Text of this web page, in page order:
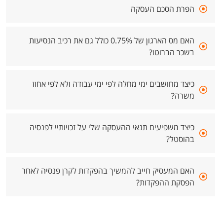
הפרת הסכם העסקה
האם מס הארגון של 0.75% כולל גם את רכיב הנסיעות
בשכר הברוטו?
כיצד מחושבים ימי מחלה לפי ימי עבודה ולא לפי אחוז
משרה?
כיצד משפיעים תנאי ההעסקה שלי על זכויותיי לפנסיה
בהוסטל?
האם המעסיק חייב להמשיך בהפקדות לקרן פנסיה לאחר
הפסקת ההפקדות?